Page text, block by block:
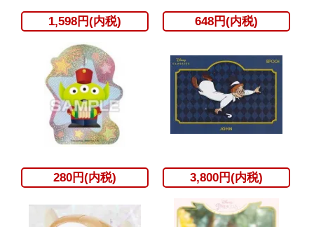
1,598円(内税) 648円(内税)
280円(内税) 3,800円(内税)